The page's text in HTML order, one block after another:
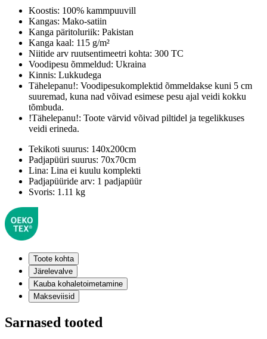
Koostis: 100% kammpuuvill
Kangas: Mako-satiin
Kanga päritoluriik: Pakistan
Kanga kaal: 115 g/m²
Niitide arv ruutsentimeetri kohta: 300 TC
Voodipesu õmmeldud: Ukraina
Kinnis: Lukkudega
Tähelepanu!: Voodipesukomplektid õmmeldakse kuni 5 cm
suuremad, kuna nad võivad esimese pesu ajal veidi kokku
tõmbuda.
!Tähelepanu!: Toote värvid võivad piltidel ja tegelikkuses
veidi erineda.
Tekikoti suurus: 140x200cm
Padjapüüri suurus: 70x70cm
Lina: Lina ei kuulu komplekti
Padjapüüride arv: 1 padjapüür
Svoris: 1.11 kg
Toote kohta
Järelevalve
Kauba kohaletoimetamine
Makseviisid
Sarnased tooted